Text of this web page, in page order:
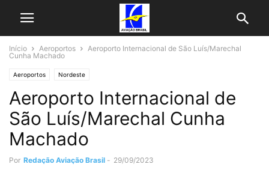
Início Aeroportos
Aeroporto Internacional de São Luís/Marechal
Cunha Machado
Aeroportos Nordeste
Aeroporto Internacional de
São Luís/Marechal Cunha
Machado
Por Redação Aviação Brasil - 29/09/2023